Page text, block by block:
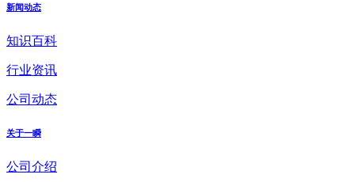
新闻动态
知识百科
行业资讯
公司动态
关于一瞬
公司介绍